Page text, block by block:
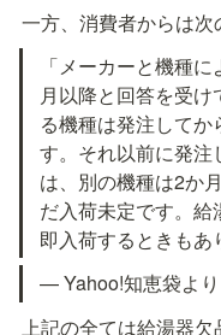
一方、消費者からは次
「メーカーと機種
月以降と回答を受
る機種は発注してか
す。それ以前に発
は、別の機種は2か
だ入荷未定です。
即入荷するときもあ
— Yahoo!知恵袋より
上記の全ては給湯器